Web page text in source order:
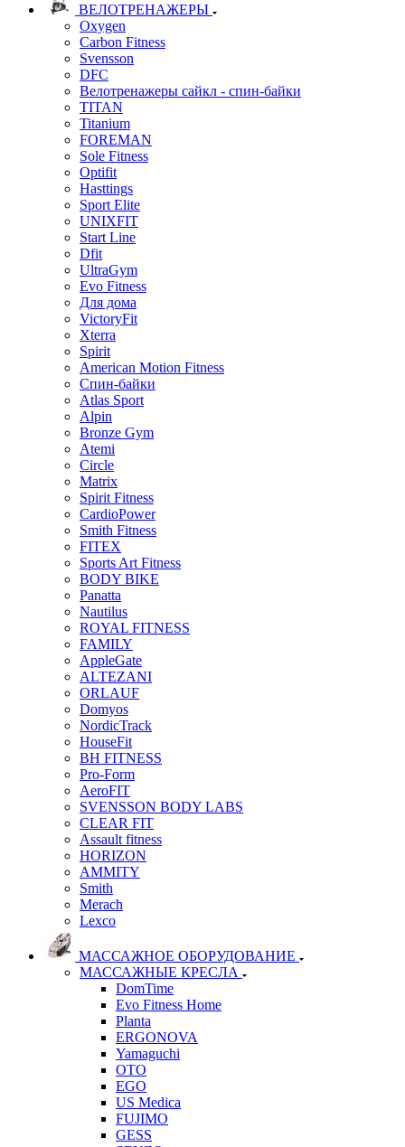
ВЕЛОТРЕНАЖЕРЫ
Oxygen
Carbon Fitness
Svensson
DFC
Велотренажеры сайкл - спин-байки
TITAN
Titanium
FOREMAN
Sole Fitness
Optifit
Hasttings
Sport Elite
UNIXFIT
Start Line
Dfit
UltraGym
Evo Fitness
Для дома
VictoryFit
Xterra
Spirit
American Motion Fitness
Спин-байки
Atlas Sport
Alpin
Bronze Gym
Atemi
Circle
Matrix
Spirit Fitness
CardioPower
Smith Fitness
FITEX
Sports Art Fitness
BODY BIKE
Panatta
Nautilus
ROYAL FITNESS
FAMILY
AppleGate
ALTEZANI
ORLAUF
Domyos
NordicTrack
HouseFit
BH FITNESS
Pro-Form
AeroFIT
SVENSSON BODY LABS
CLEAR FIT
Assault fitness
HORIZON
AMMITY
Smith
Merach
Lexco
МАССАЖНОЕ ОБОРУДОВАНИЕ
МАССАЖНЫЕ КРЕСЛА
DomTime
Evo Fitness Home
Planta
ERGONOVA
Yamaguchi
OTO
EGO
US Medica
FUJIMO
GESS